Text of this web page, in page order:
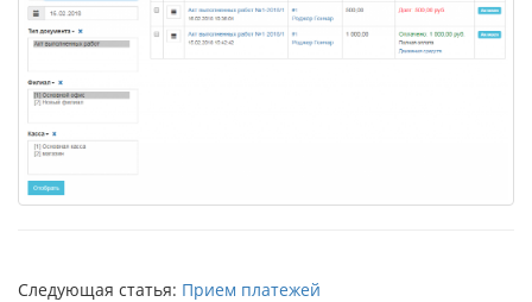
Следующая статья: Прием платежей